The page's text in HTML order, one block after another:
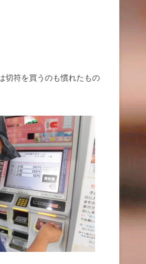
切符を買うのも慣れたもの